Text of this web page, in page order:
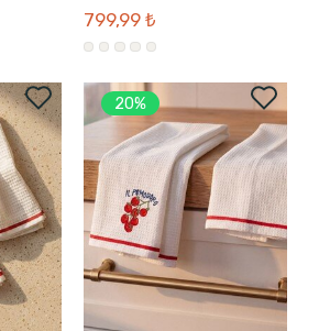
799,99 ₺
20%